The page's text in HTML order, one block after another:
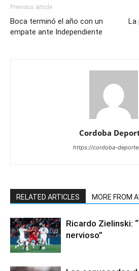
Previous article
Boca terminó el año con un
empate ante Independiente
La
Cordoba
https://cordoba-
RELATED ARTICLES MORE FROM
Ricardo Zielinski:
nervioso”